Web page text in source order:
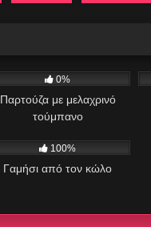
0%
Παρτούζα με μελαχρινό
τούμπανο
100%
Γαμήσι από τον κώλο